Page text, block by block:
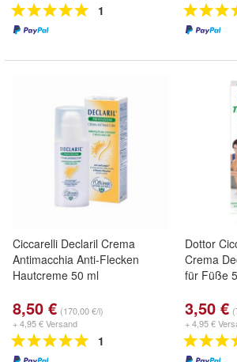
1
Ciccarelli Declaril Crema
Antimacchia Anti-Flecken
Hautcreme 50 ml
8,50 € (170,00 €/l)
+ 4,95 € Versand
1
Dottor
Crema
für Füße
3,50 €
+ 4,95 €